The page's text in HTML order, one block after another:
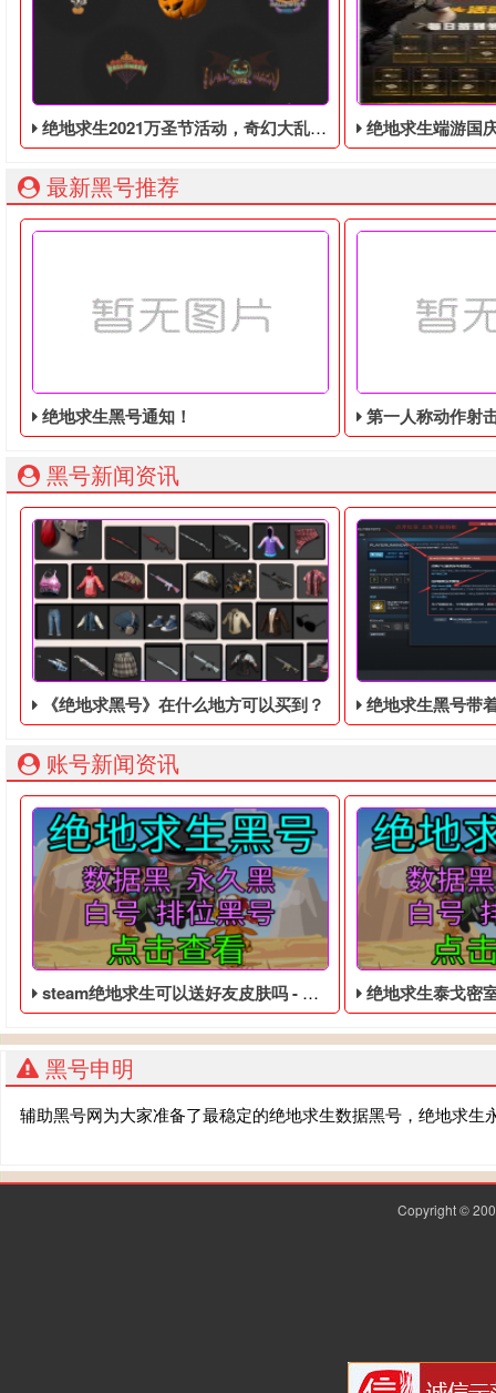
绝地求生2021万圣节活动，奇幻大乱斗回归，还有新皮肤和新地图 绝地求生端游国庆节的终极白嫖活
最新黑号推荐
绝地求生黑号通知！ 第一人称动作射击游戏《绝地
黑号新闻资讯
《绝地求黑号》在什么地方可以买到？ 绝地求生黑号带
账号新闻资讯
steam绝地求生可以送好友皮肤吗 - 绝地求生低价的永久黑号 绝地求生泰戈密室位
黑号申明
辅助黑号网为大家准备了最稳定的绝地求生数据黑号，绝地求
Copyright ©